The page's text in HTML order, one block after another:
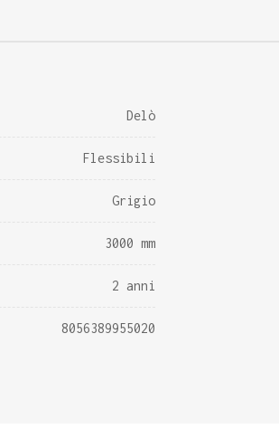
Delò
Flessibili
Grigio
3000 mm
2 anni
8056389955020